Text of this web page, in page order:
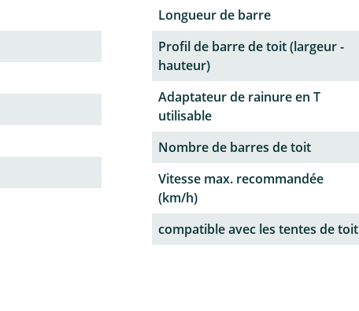
Longueur de barre
Profil de barre de toit (largeur -
hauteur)
Adaptateur de rainure en T
utilisable
Nombre de barres de toit
Vitesse max. recommandée
(km/h)
compatible avec les tentes de toit